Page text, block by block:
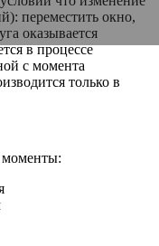
переместить окно,
оказывается
в процессе
с момента
только в
моменты: